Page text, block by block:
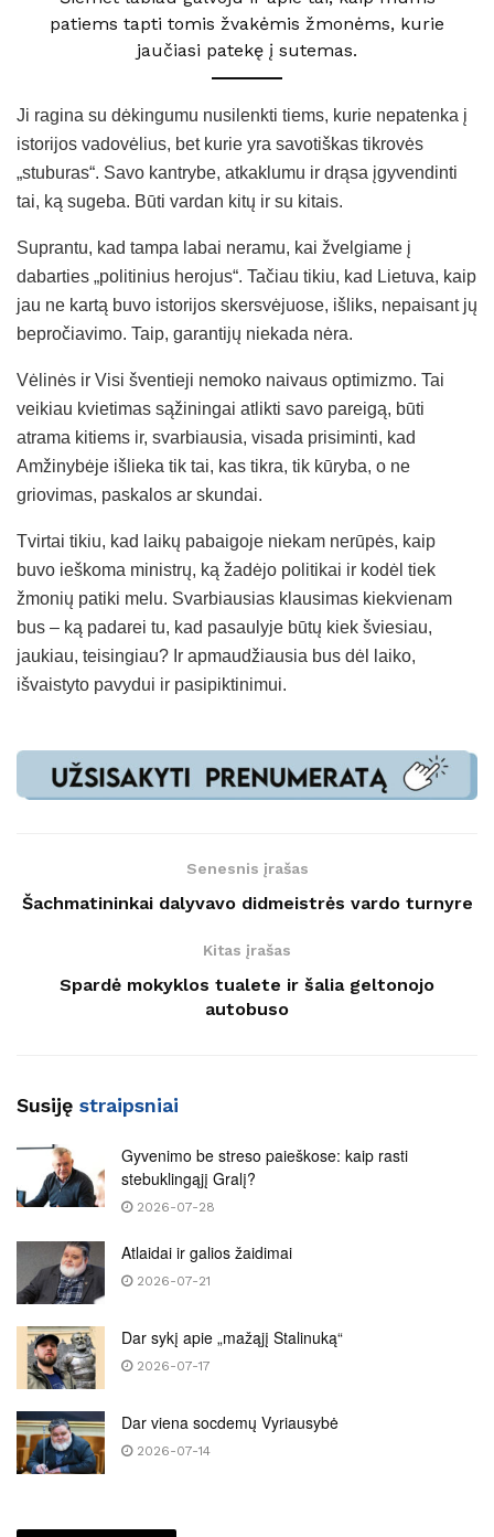
patiems tapti tomis žvakėmis žmonėms, kurie
jaučiasi patekę į sutemas.
Ji ragina su dėkingumu nusilenkti tiems, kurie nepatenka į
istorijos vadovėlius, bet kurie yra savotiškas tikrovės
„stuburas“. Savo kantrybe, atkaklumu ir drąsa įgyvendinti
tai, ką sugeba. Būti vardan kitų ir su kitais.
Suprantu, kad tampa labai neramu, kai žvelgiame į
dabarties „politinius herojus“. Tačiau tikiu, kad Lietuva, kaip
jau ne kartą buvo istorijos skersvėjuose, išliks, nepaisant jų
bepročiavimo. Taip, garantijų niekada nėra.
Vėlinės ir Visi šventieji nemoko naivaus optimizmo. Tai
veikiau kvietimas sąžiningai atlikti savo pareigą, būti
atrama kitiems ir, svarbiausia, visada prisiminti, kad
Amžinybėje išlieka tik tai, kas tikra, tik kūryba, o ne
griovimas, paskalos ar skundai.
Tvirtai tikiu, kad laikų pabaigoje niekam nerūpės, kaip
buvo ieškoma ministrų, ką žadėjo politikai ir kodėl tiek
žmonių patiki melu. Svarbiausias klausimas kiekvienam
bus – ką padarei tu, kad pasaulyje būtų kiek šviesiau,
jaukiau, teisingiau? Ir apmaudžiausia bus dėl laiko,
išvaistyto pavydui ir pasipiktinimui.
Senesnis įrašas
Šachmatininkai dalyvavo didmeistrės vardo turnyre
Kitas įrašas
Spardė mokyklos tualete ir šalia geltonojo
autobuso
Susiję straipsniai
Gyvenimo be streso paieškose: kaip rasti
stebuklingąjį Gralį?
2026-07-28
Atlaidai ir galios žaidimai
2026-07-21
Dar sykį apie „mažąjį Stalinuką“
2026-07-17
Dar viena socdemų Vyriausybė
2026-07-14